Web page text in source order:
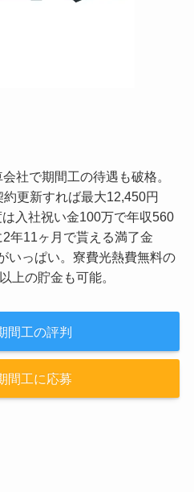
社で期間工の待遇も破格。
更新すれば最大12,450円
入社祝い金100万で年収560
年11ヶ月で貰える満了金
いっぱい。寮費光熱費無料の
上の貯金も可能。
間工の評判
間工に応募